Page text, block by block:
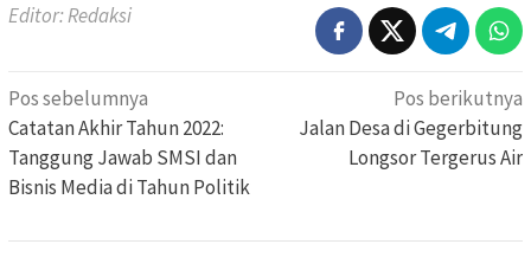
Editor: Redaksi
Navigasi
pos
Pos sebelumnya
Catatan Akhir Tahun 2022:
Tanggung Jawab SMSI dan
Bisnis Media di Tahun Politik
Pos berikutnya
Jalan Desa di Gegerbitung
Longsor Tergerus Air